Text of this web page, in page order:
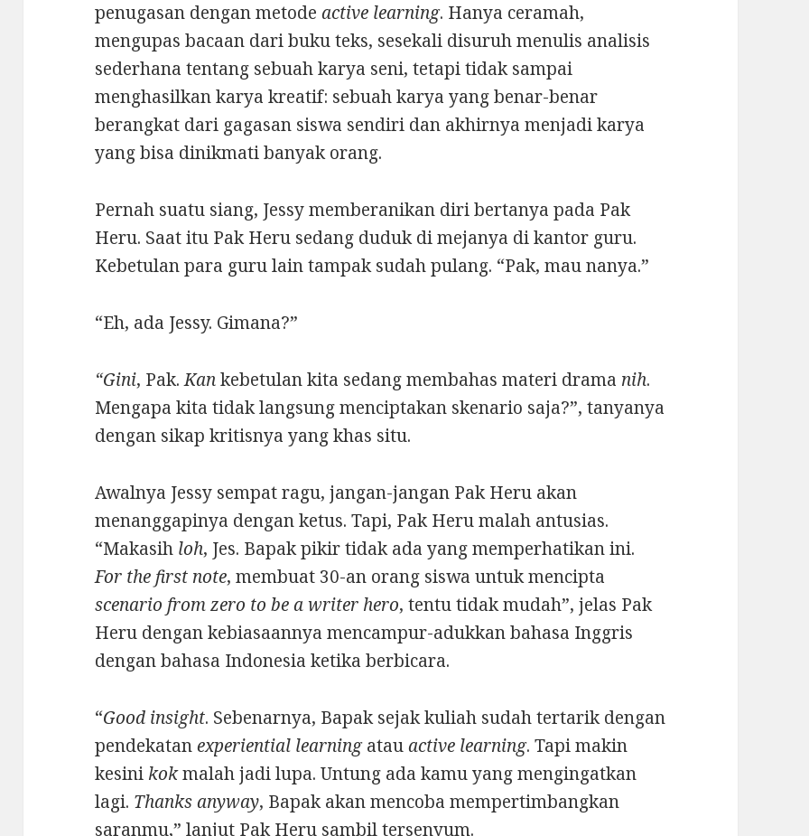
penugasan dengan metodeactive learning. Hanya ceramah,
mengupas bacaan dari buku teks, sesekali disuruh menulis analisis
sederhana tentang sebuah karya seni, tetapi tidak sampai
menghasilkan karya kreatif: sebuah karya yang benar-benar
berangkat dari gagasan siswa sendiri dan akhirnya menjadi karya
yang bisa dinikmati banyak orang.
Pernah suatu siang, Jessy memberanikan diri bertanya pada Pak
Heru. Saat itu Pak Heru sedang duduk di mejanya di kantor guru.
Kebetulan para guru lain tampak sudah pulang. “Pak, mau nanya.”
“Eh, ada Jessy. Gimana?”
“Gini, Pak.Kankebetulan kita sedang membahas materi drama nih.
Mengapa kita tidak langsung menciptakan skenario saja?”, tanyanya
dengan sikap kritisnya yang khas situ.
Awalnya Jessy sempat ragu, jangan-jangan Pak Heru akan
menanggapinya dengan ketus. Tapi, Pak Heru malah antusias.
“Makasih loh, Jes. Bapak pikir tidak ada yang memperhatikan ini.
For the first note, membuat 30-an orang siswa untuk mencipta
scenario from zero to be a writer hero, tentu tidak mudah”, jelas Pak
Heru dengan kebiasaannya mencampur-adukkan bahasa Inggris
dengan bahasa Indonesia ketika berbicara.
“Good insight. Sebenarnya, Bapak sejak kuliah sudah tertarik dengan
pendekatanexperiential learningatauactive learning. Tapi makin
kesini kokmalah jadi lupa. Untung ada kamu yang mengingatkan
lagi. Thanks anyway, Bapak akan mencoba mempertimbangkan
saranmu,” lanjut Pak Heru sambil tersenyum.